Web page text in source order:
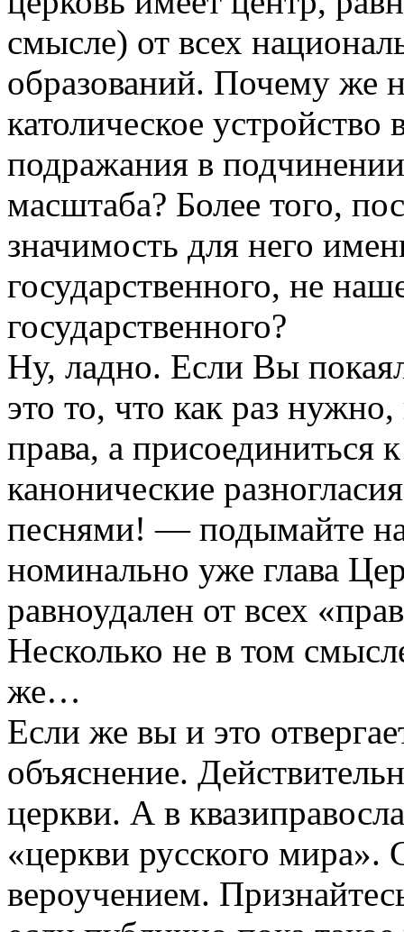
смысле) от всех
образований. Почему же
католическое устройство
подражания в
масштаба? Более того,
значимость для него
государственного, не
государственного?
Ну, ладно. Если Вы
это то, что как раз
права, а присоединиться
канонические
песнями! — подымайте
номинально уже глава
равноудален от всех
Несколько не в том
же…
Если же вы и это
объяснение.
церкви. А в
«церкви русского
вероучением.